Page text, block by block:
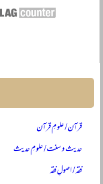
قرآن / علومِ قرآن
حدیث و سنت / علومِ حدیث
فقہ / اصولِ فقہ